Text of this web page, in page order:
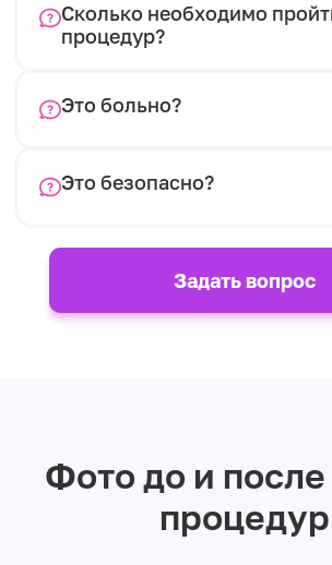
Сколько необходимо
процедур?
Это больно?
Это безопасно?
Задать вопрос
Фото до и
процедур